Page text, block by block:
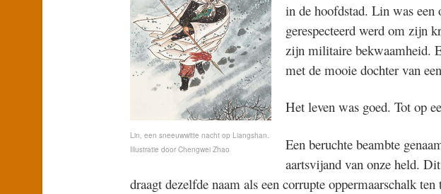
Lin, een sneeuwwitte nacht op Liangshan.
Illustratie door Chengwei Zhao
in de hoofdstad. Lin was een
gerespecteerd werd om zijn
zijn militaire bekwaamheid.
met de mooie dochter van
Het leven was goed. Tot op
Een beruchte beambte
aartsvijand van onze held.
draagt dezelfde naam als een corrupte oppermaarschalk